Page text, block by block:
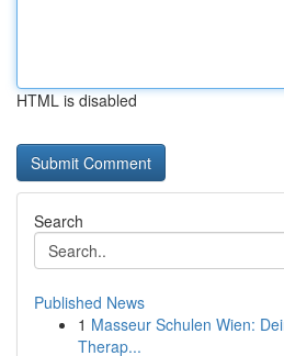
HTML is disabled
Search
Published News
1 Masseur Schulen Wien:
Therap...